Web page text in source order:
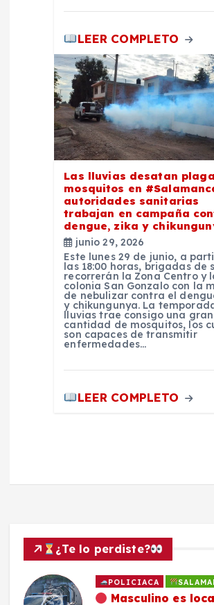
LEER COMPLETO
Las lluvias desatan
mosquitos en
autoridades sanitarias
trabajan en campaña
dengue, zika y
junio 29, 2026
Este lunes 29 de junio, a
las 18:00 horas, brigadas de
recorrerán la Zona Centro y
colonia San Gonzalo con la
de nebulizar contra el
y chikungunya. La
lluvias trae consigo una gran
cantidad de mosquitos, los
son capaces de transmitir
enfermedades…
LEER COMPLETO
¿Te lo perdiste?
POLICIACA
Masculino es